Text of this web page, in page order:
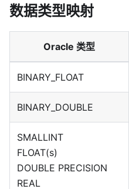
数据类型映射
Oracle 类型
BINARY_FLOAT
BINARY_DOUBLE
SMALLINT
FLOAT(s)
DOUBLE PRECISION
REAL